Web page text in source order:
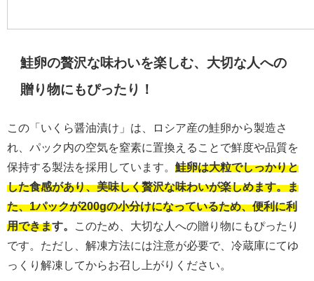
鮭卵の贅沢な味わいを楽しむ、大切な人への
贈り物にもぴったり！
この「いくら醤油漬け」は、ロシア産の鮭卵から製造さ
れ、パック内の空気を窒素に置換えることで鮮度や品質を
保持する製法を採用しています。 鮭卵は大粒でしっかりと
した食感があり、美味しく贅沢な味わいが楽しめます。ま
た、1パックが200gの小分けになっているため、便利に利
用できます。
このため、大切な人への贈り物にもぴったり
です。ただし、解凍方法には注意が必要で、冷蔵庫にてゆ
っくり解凍してからお召し上がりください。